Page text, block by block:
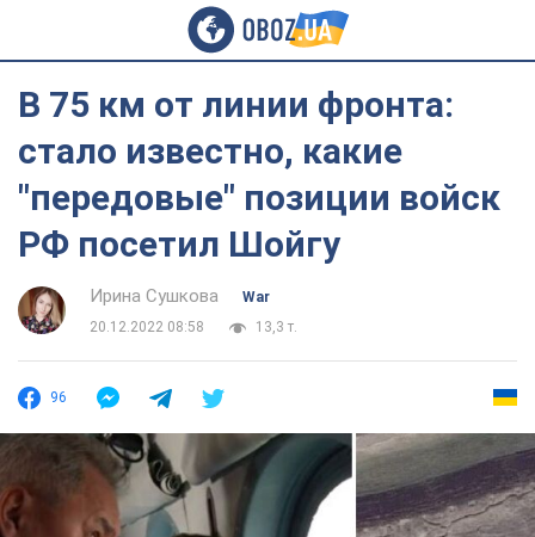
В 75 км от линии фронта:
стало известно, какие
"передовые" позиции войск
РФ посетил Шойгу
Ирина Сушкова
War
20.12.2022 08:58
13,3 т.
96